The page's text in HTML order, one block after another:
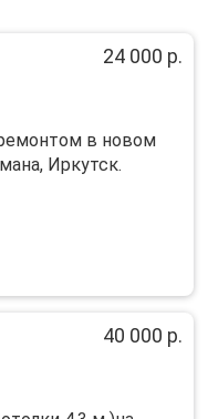
24 000 р.
в новом
Иркутск.
40 000 р.